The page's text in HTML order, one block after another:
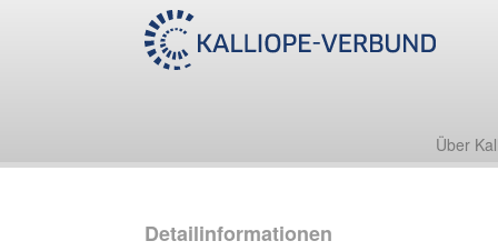
Über
Detailinformationen